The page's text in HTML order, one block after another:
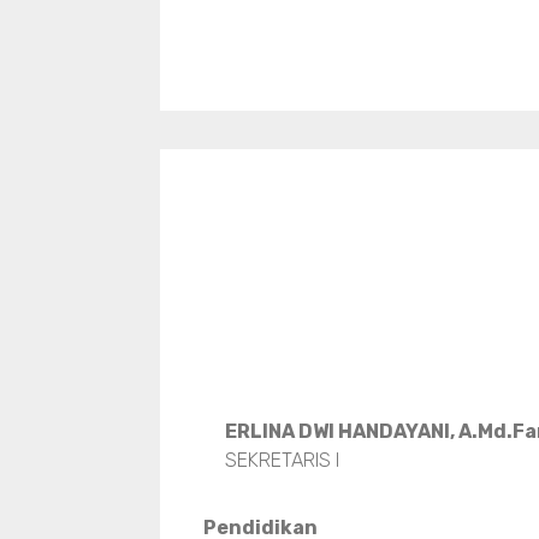
ERLINA DWI HANDAYANI,
SEKRETARIS I
Pendidikan